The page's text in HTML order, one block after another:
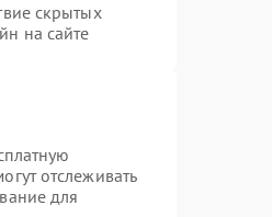
скрытых
на сайте
отслеживать
для